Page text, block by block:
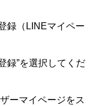
録（LINEマイペー
”を選択してくだ
ーマイページをス